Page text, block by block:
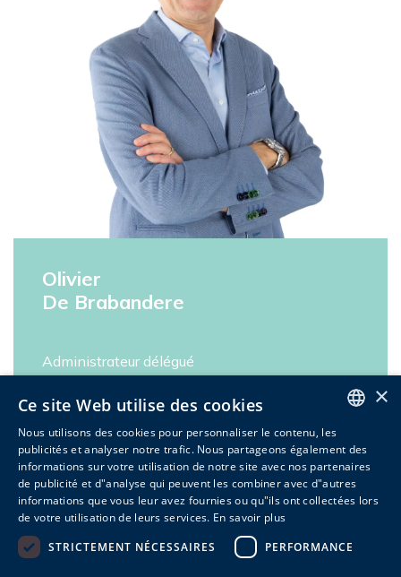
Olivier
De Brabandere
Administrateur délégué
Formulaire de contact
Envoyez un message général. Nous vous répondrons
ENGLISH
DUTCH
FRENCH
×
Ce site Web utilise des cookies
Nous utilisons des cookies pour personnaliser le contenu, les
publicités et analyser notre trafic. Nous partageons également des
informations sur votre utilisation de notre site avec nos partenaires
de publicité et d"analyse qui peuvent les combiner avec d"autres
informations que vous leur avez fournies ou qu"ils ont collectées lors
de votre utilisation de leurs services. En savoir plus
STRICTEMENT NÉCESSAIRES
PERFORMANCE